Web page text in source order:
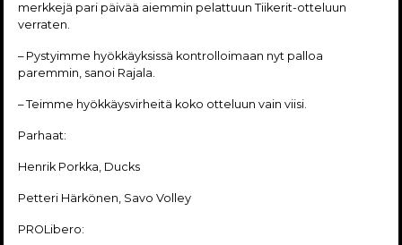
merkkejä pari päivää aiemmin pelattuun Tiikerit-otteluun
verraten.
– Pystyimme hyökkäyksissä kontrolloimaan nyt palloa
paremmin, sanoi Rajala.
– Teimme hyökkäysvirheitä koko otteluun vain viisi.
Parhaat:
Henrik Porkka, Ducks
Petteri Härkönen, Savo Volley
PROLibero: